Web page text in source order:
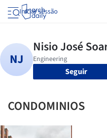
Iniciar sessão
Seguir
CONDOMINIOS